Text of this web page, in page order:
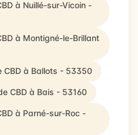
à Nuillé-sur-Vicoin -
à Montigné-le-Brillant
CBD à Ballots - 53350
CBD à Bais - 53160
à Parné-sur-Roc -